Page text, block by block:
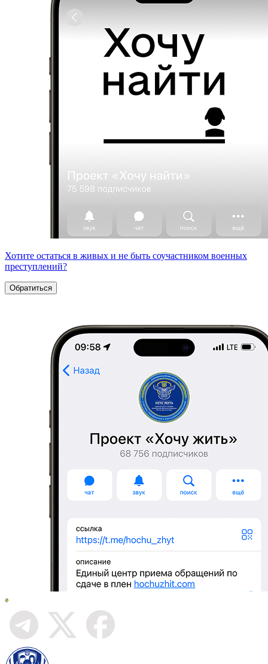
Хотите остаться в живых и не быть соучастником военных
преступлений?
Обратиться